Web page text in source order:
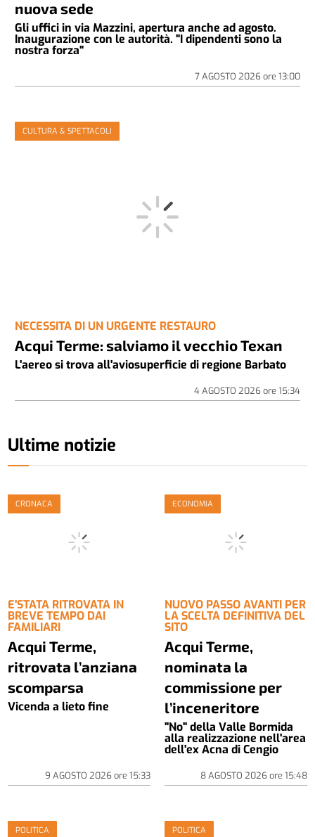
nuova sede
Gli uffici in via Mazzini, apertura anche ad agosto.
Inaugurazione con le autorità. "I dipendenti sono la
nostra forza"
7 AGOSTO 2026ore 13:00
CULTURA & SPETTACOLI
NECESSITA DI UN URGENTE RESTAURO
Acqui Terme: salviamo il vecchio Texan
L'aereo si trova all'aviosuperficie di regione Barbato
4 AGOSTO 2026ore 15:34
Ultime notizie
CRONACA
E'STATA RITROVATA IN
BREVE TEMPO DAI
FAMILIARI
Acqui Terme,
ritrovata l’anziana
scomparsa
Vicenda a lieto fine
9 AGOSTO 2026ore 15:33
ECONOMIA
NUOVO PASSO AVANTI PER
LA SCELTA DEFINITIVA DEL
SITO
Acqui Terme,
nominata la
commissione per
l’inceneritore
"No" della Valle Bormida
alla realizzazione nell'area
dell'ex Acna di Cengio
8 AGOSTO 2026ore 15:48
POLITICA POLITICA